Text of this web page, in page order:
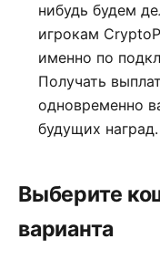
нибудь будем
игрокам
именно по
Получать
одновременно
будущих наград.
Выберите
варианта